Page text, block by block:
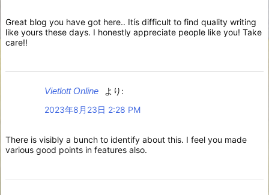
Great blog you have got here.. Itís difficult to find quality writing
like yours these days. I honestly appreciate people like you! Take
care!!
Vietlott Online
より:
2023年8月23日 2:28 PM
There is visibly a bunch to identify about this. I feel you made
various good points in features also.